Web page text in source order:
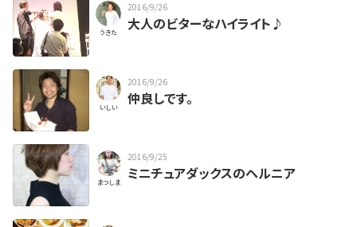
2016/9/26
大人のビターなハイライト♪
うきた
2016/9/26
仲良しです。
いしい
2016/9/25
ミニチュアダックスのヘルニア
まつしま